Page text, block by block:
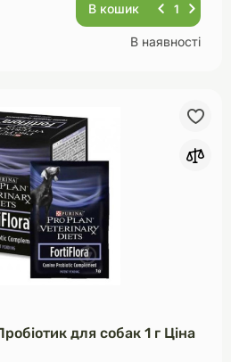
В кошик
В наявності
для собак 1 г Ціна